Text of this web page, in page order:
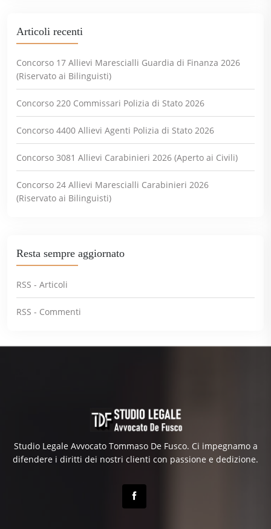
Articoli recenti
Concorso 17 Allievi Marescialli Guardia di Finanza 2026
(Riservato ai Bilinguisti)
Concorso 220 Commissari Polizia di Stato 2026
Concorso 4400 Allievi Agenti Polizia di Stato 2026
Concorso 3081 Allievi Carabinieri 2026 (Aperto ai Civili)
Concorso 24 Allievi Marescialli Carabinieri 2026
(Riservato ai Bilinguisti)
Resta sempre aggiornato
RSS - Articoli
RSS - Commenti
Studio Legale Avvocato Tommaso De Fusco. Ci impegnamo a
difendere i diritti dei nostri clienti con passione e dedizione.